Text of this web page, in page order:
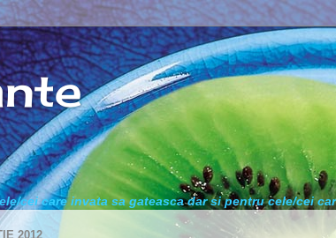
cei care invata sa gateasca dar si pentru cele/cei
2012